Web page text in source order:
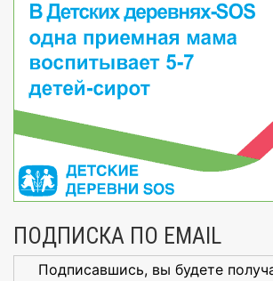
ПОДПИСКА ПО EMAIL
Подписавшись, вы будете